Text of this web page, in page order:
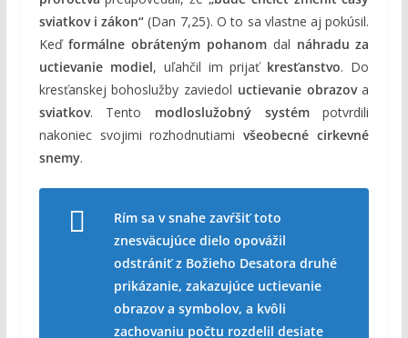
sviatkov i zákon“ (Dan 7,25). O to sa vlastne aj pokúsil.
Keďformálne obráteným pohanom dal náhradu za
uctievanie modiel, uľahčil im prijať kresťanstvo. Do
kresťanskej bohoslužby zaviedol uctievanie obrazova
sviatkov. Tento modloslužobný systémpotvrdili
nakoniec svojimi rozhodnutiamivšeobecné cirkevné
snemy.
Rím sa v snahe zavŕšiť toto
znesväcujúce dielo opovážil
odstrániť z Božieho Desatora druhé
prikázanie, zakazujúce uctievanie
obrazov a symbolov, a kvôli
zachovaniu počtu rozdelil desiate